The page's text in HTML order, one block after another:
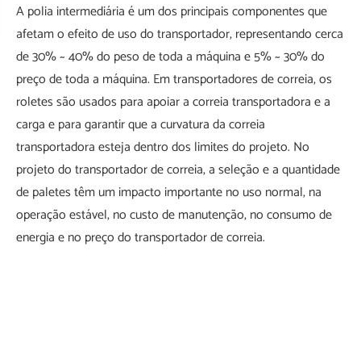
A polia intermediária é um dos principais componentes que
afetam o efeito de uso do transportador, representando cerca
de 30% ~ 40% do peso de toda a máquina e 5% ~ 30% do
preço de toda a máquina. Em transportadores de correia, os
roletes são usados ​​para apoiar a correia transportadora e a
carga e para garantir que a curvatura da correia
transportadora esteja dentro dos limites do projeto. No
projeto do transportador de correia, a seleção e a quantidade
de paletes têm um impacto importante no uso normal, na
operação estável, no custo de manutenção, no consumo de
energia e no preço do transportador de correia.